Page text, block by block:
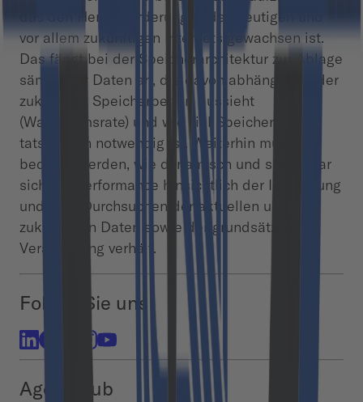
das den Herausforderungen des heutigen und
vor allem zukünftigen Internets gewachsen ist.
Das fängt bei der Speicherarchitektur zur Ablage
sämtlicher Daten an, die davon abhängt, wie der
zukünftige Speicherbedarf aussieht
(Wachstumsrate) und wie viel Speicher
tatsächlich notwendig ist. Weiterhin muss
bedacht werden, wie dynamisch und skalierbar
sich die Performance hinsichtlich der Indizierung
und dem Durchsuchen der aktuellen und
zukünftigen Daten sowie der grundsätzlichen
Verarbeitung verhält.
Folgen Sie uns
Agent Hub